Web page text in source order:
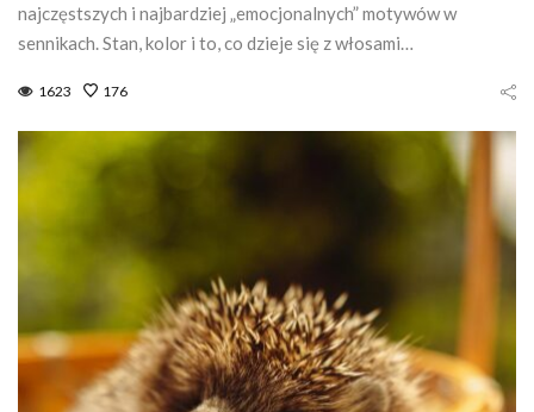
najczęstszych i najbardziej „emocjonalnych” motywów w
sennikach. Stan, kolor i to, co dzieje się z włosami…
1623 176